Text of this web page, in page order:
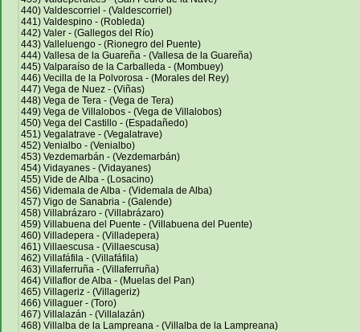
440) Valdescorriel - (Valdescorriel)
441) Valdespino - (Robleda)
442) Valer - (Gallegos del Río)
443) Valleluengo - (Rionegro del Puente)
444) Vallesa de la Guareña - (Vallesa de la Guareña)
445) Valparaíso de la Carballeda - (Mombuey)
446) Vecilla de la Polvorosa - (Morales del Rey)
447) Vega de Nuez - (Viñas)
448) Vega de Tera - (Vega de Tera)
449) Vega de Villalobos - (Vega de Villalobos)
450) Vega del Castillo - (Espadañedo)
451) Vegalatrave - (Vegalatrave)
452) Venialbo - (Venialbo)
453) Vezdemarbán - (Vezdemarbán)
454) Vidayanes - (Vidayanes)
455) Vide de Alba - (Losacino)
456) Videmala de Alba - (Videmala de Alba)
457) Vigo de Sanabria - (Galende)
458) Villabrázaro - (Villabrázaro)
459) Villabuena del Puente - (Villabuena del Puente)
460) Villadepera - (Villadepera)
461) Villaescusa - (Villaescusa)
462) Villafáfila - (Villafáfila)
463) Villaferruña - (Villaferruña)
464) Villaflor de Alba - (Muelas del Pan)
465) Villageriz - (Villageriz)
466) Villaguer - (Toro)
467) Villalazán - (Villalazán)
468) Villalba de la Lampreana - (Villalba de la Lampreana)